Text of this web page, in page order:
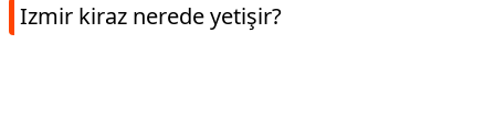
Izmir kiraz nerede yetişir?